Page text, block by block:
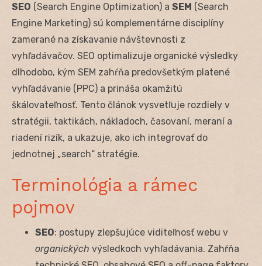
SEO (Search Engine Optimization) a SEM (Search
Engine Marketing) sú komplementárne disciplíny
zamerané na získavanie návštevnosti z
vyhľadávačov. SEO optimalizuje organické výsledky
dlhodobo, kým SEM zahŕňa predovšetkým platené
vyhľadávanie (PPC) a prináša okamžitú
škálovateľnosť. Tento článok vysvetľuje rozdiely v
stratégii, taktikách, nákladoch, časovaní, meraní a
riadení rizík, a ukazuje, ako ich integrovať do
jednotnej „search“ stratégie.
Terminológia a rámec
pojmov
SEO: postupy zlepšujúce viditeľnosť webu v
organických výsledkoch vyhľadávania. Zahŕňa